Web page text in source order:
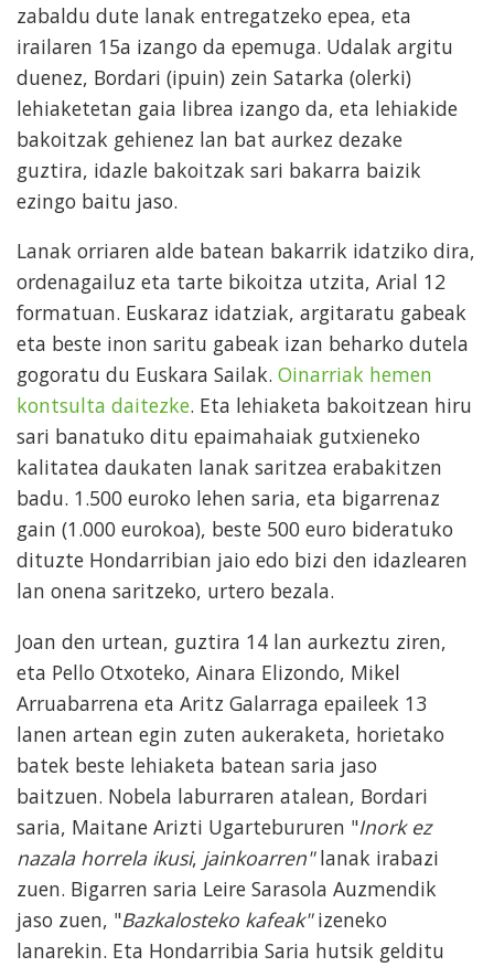
zabaldu dute lanak entregatzeko epea, eta
irailaren 15a izango da epemuga. Udalak argitu
duenez, Bordari (ipuin) zein Satarka (olerki)
lehiaketetan gaia librea izango da, eta lehiakide
bakoitzak gehienez lan bat aurkez dezake
guztira, idazle bakoitzak sari bakarra baizik
ezingo baitu jaso.
Lanak orriaren alde batean bakarrik idatziko dira,
ordenagailuz eta tarte bikoitza utzita, Arial 12
formatuan. Euskaraz idatziak, argitaratu gabeak
eta beste inon saritu gabeak izan beharko dutela
gogoratu du Euskara Sailak. Oinarriak hemen
kontsulta daitezke. Eta lehiaketa bakoitzean hiru
sari banatuko ditu epaimahaiak gutxieneko
kalitatea daukaten lanak saritzea erabakitzen
badu. 1.500 euroko lehen saria, eta bigarrenaz
gain (1.000 eurokoa), beste 500 euro bideratuko
dituzte Hondarribian jaio edo bizi den idazlearen
lan onena saritzeko, urtero bezala.
Joan den urtean, guztira 14 lan aurkeztu ziren,
eta Pello Otxoteko, Ainara Elizondo, Mikel
Arruabarrena eta Aritz Galarraga epaileek 13
lanen artean egin zuten aukeraketa, horietako
batek beste lehiaketa batean saria jaso
baitzuen. Nobela laburraren atalean, Bordari
saria, Maitane Arizti Ugartebururen "Inork ez
nazala horrela ikusi, jainkoarren"lanak irabazi
zuen. Bigarren saria Leire Sarasola Auzmendik
jaso zuen, "Bazkalosteko kafeak"izeneko
lanarekin. Eta Hondarribia Saria hutsik gelditu